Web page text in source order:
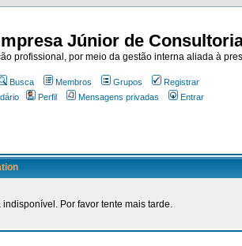
Júnior de
profissional, por meio da gestão interna aliada à
Busca Membros Grupos
Registrar
Perfil Mensagens privadas Entrar
Por favor tente mais tarde.